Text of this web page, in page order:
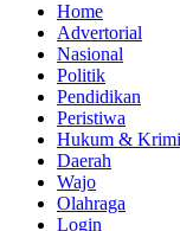
Home
Advertorial
Nasional
Politik
Pendidikan
Peristiwa
Hukum &
Daerah
Wajo
Olahraga
Login